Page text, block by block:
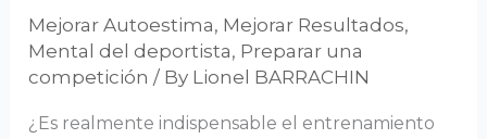
Mejorar Autoestima, Mejorar Resultados,
Mental del deportista, Preparar una
competición / By Lionel BARRACHIN
¿Es realmente indispensable el entrenamiento